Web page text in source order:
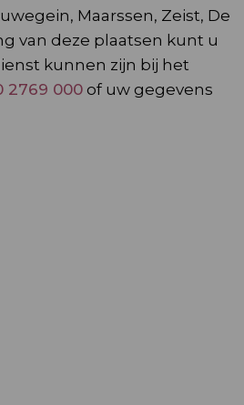
Maarssen, Zeist, De
van deze plaatsen kunt u
kunnen zijn bij het
2769 000 of uw gegevens